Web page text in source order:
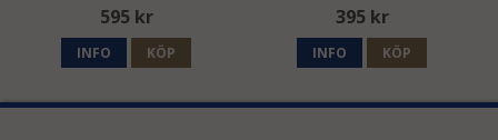
595 kr
INFO KÖP
395 kr
INFO KÖP